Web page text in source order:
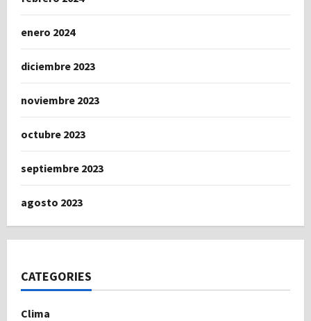
enero 2024
diciembre 2023
noviembre 2023
octubre 2023
septiembre 2023
agosto 2023
CATEGORIES
Clima